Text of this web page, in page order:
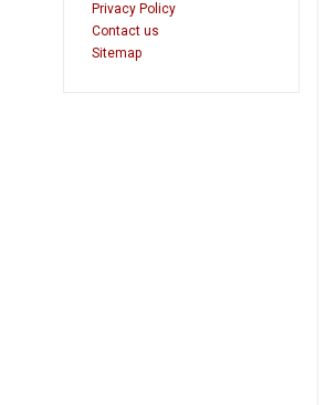
Privacy Policy
Contact us
Sitemap